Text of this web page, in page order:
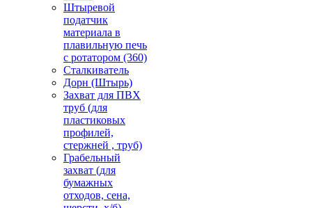
Штыревой
податчик
материала в
плавильную печь
с ротатором (360)
Сталкиватель
Дорн (Штырь)
Захват для ПВХ
труб (для
пластиковых
профилей,
стержней , труб)
Грабельный
захват (для
бумажных
отходов, сена,